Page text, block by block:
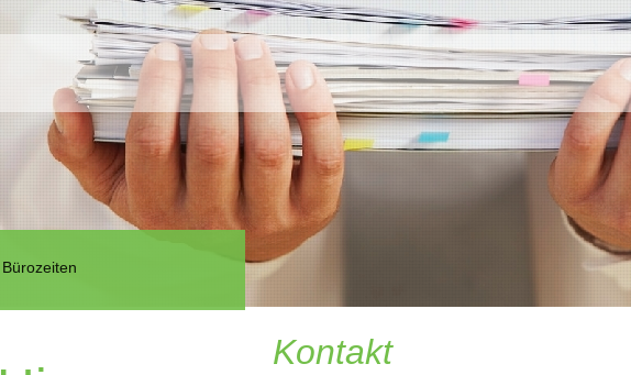
Kontakt
Bürozeiten